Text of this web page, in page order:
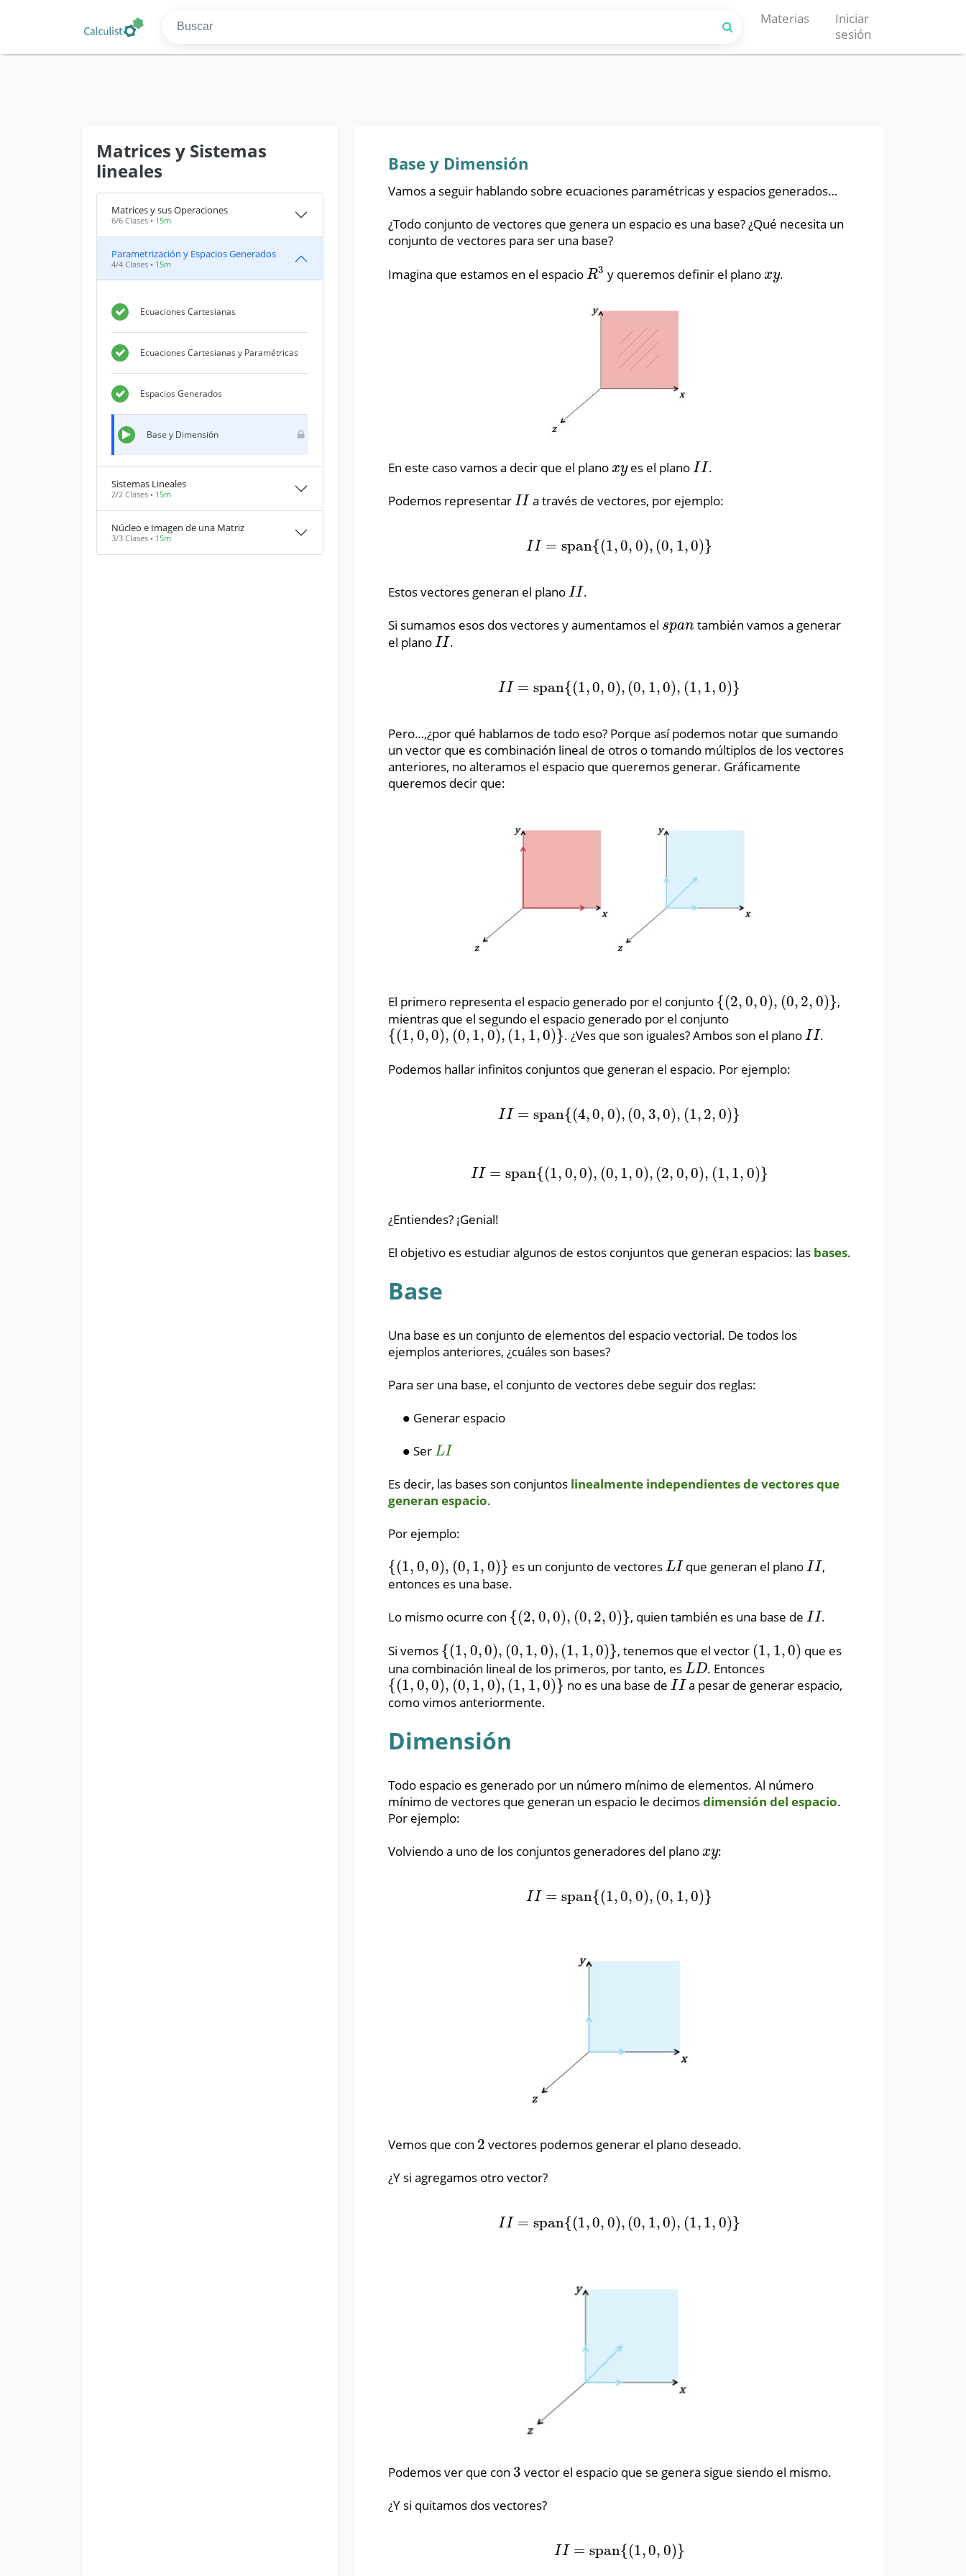
Materias
Iniciar
sesión
Matrices y Sistemas
lineales
Matrices y sus Operaciones
6/6 Clases • 15m
Parametrización y Espacios Generados
4/4 Clases • 15m
Ecuaciones Cartesianas
Ecuaciones Cartesianas y Paramétricas
Espacios Generados
Base y Dimensión
Sistemas Lineales
2/2 Clases • 15m
Núcleo e Imagen de una Matriz
3/3 Clases • 15m
Base y Dimensión
Vamos a seguir hablando sobre ecuaciones paramétricas y espacios generados…
¿Todo conjunto de vectores que genera un espacio es una base? ¿Qué necesita un
conjunto de vectores para ser una base?
Imagina que estamos en el espacio R3
R3 y queremos definir el planoxy
xy.
En este caso vamos a decir que el plano xy
xyes el planoII
II .
Podemos representar II
II a través de vectores, por ejemplo:
II = span{(1,0, 0), (0, 1,0)}
II=span {(1,0,0 ),(0, 1,0) }
Estos vectores generan el plano II
II .
Si sumamos esos dos vectores y aumentamos el span
span también vamos a generar
el plano II
II .
II = span{(1,0, 0), (0, 1,0), (1, 1, 0)}
II=span{(1,0 ,0),( 0,1, 0),(1,1 0)}
Pero…,¿por qué hablamos de todo eso? Porque así podemos notar que sumando
un vector que es combinación lineal de otros o tomando múltiplos de los vectores
anteriores, no alteramos el espacio que queremos generar. Gráficamente
queremos decir que:
El primero representa el espacio generado por el conjunto {(2, 0,0), (0, 2, 0)}
{( 2,0 0),(0,2 0)}
,
mientras que el segundo el espacio generado por el conjunto
{(1, 0,0), (0, 1, 0), (1, 1,0)}
{( 1,0 0),(0,1 0),( 1,1,0)} . ¿Ves que son iguales? Ambos son el planoII
II .
Podemos hallar infinitos conjuntos que generan el espacio. Por ejemplo:
II = span{ (4,0, 0), (0, 3,0), (1, 2, 0)}
II=span{(4,0 ,0),( 0,3, 0),(1,2 0)}
II = span{(1, 0,0), (0, 1, 0), (2, 0,0), (1, 1, 0)}
II=span {(1,0,0 ,(0, 1,0 ),(2, 0,0) ,(1,1,0 )}
¿Entiendes? ¡Genial!
El objetivo es estudiar algunos de estos conjuntos que generan espacios: las bases.
Base
Una base es un conjunto de elementos del espacio vectorial. De todos los
ejemplos anteriores, ¿cuáles son bases?
Para ser una base, el conjunto de vectores debe seguir dos reglas:
∙
∙ Generar espacio
∙
∙ SerLI
LI
Es decir, las bases son conjuntos linealmente independientes de vectores que
generan espacio.
Por ejemplo:
{(1, 0,0), (0, 1, 0)}
{( 1,0 0),(0,1 0)} es un conjunto de vectoresLI
LI que generan el planoII
II ,
entonces es una base.
Lo mismo ocurre con {(2, 0,0), (0, 2, 0)}
{( 2,0 0),(0,2 0)} , quien también es una base deII
II .
Si vemos { (1, 0,0), (0, 1, 0), (1, 1,0)}
{( 1,0 0),(0,1 0),( 1,1,0)} , tenemos que el vector (1, 1,0)
(1,1 ,0)
que es
una combinación lineal de los primeros, por tanto, es LD
LD . Entonces
{(1, 0,0), (0, 1, 0), (1, 1,0)}
{( 1,0 0),(0,1 0),( 1,1,0)} no es una base deII
II a pesar de generar espacio,
como vimos anteriormente.
Dimensión
Todo espacio es generado por un número mínimo de elementos. Al número
mínimo de vectores que generan un espacio le decimosdimensión del espacio.
Por ejemplo:
Volviendo a uno de los conjuntos generadores del plano xy
xy:
II = span{(1,0, 0), (0, 1,0)}
II=span {(1,0,0 ),(0, 1,0) }
Vemos que con 2
2 vectores podemos generar el plano deseado.
¿Y si agregamos otro vector?
II = span{(1,0, 0), (0, 1,0), (1, 1, 0)}
II=span{(1,0 ,0),( 0,1, 0),(1,1 0)}
Podemos ver que con 3
3 vector el espacio que se genera sigue siendo el mismo.
¿Y si quitamos dos vectores?
II = span{(1,0, 0)}
II =span{( 1,0,0)}